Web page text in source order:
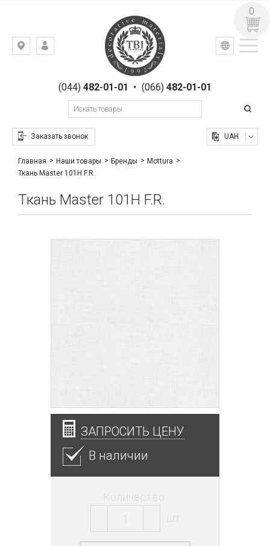
Киев,
Гоголевская,(044)482-01-01 • (066) 482-01-01
Заказать звонок
УКР РУС
UAH
0
Главная Наши товары Бренды
Mottura
Ткань Master 101H F.R.
Ткань Master 101H F.R.
ЗАПРОСИТЬ ЦЕНУ
В наличии
Количество:
шт.